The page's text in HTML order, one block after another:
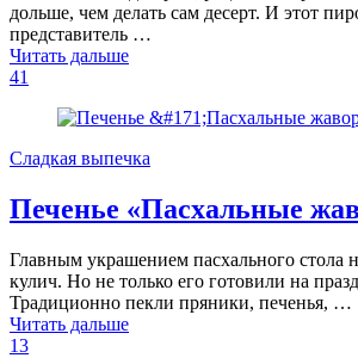
дольше, чем делать сам десерт. И этот
представитель …
Читать дальше
41
Сладкая выпечка
Печенье «Пасхальные
Главным украшением пасхального стола
кулич. Но не только его готовили на
Традиционно пекли пряники, печенья, …
Читать дальше
13